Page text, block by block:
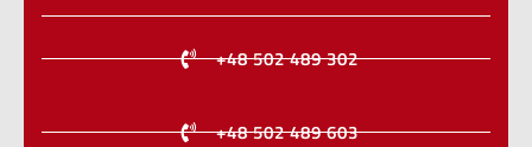
+48 502 489 302
+48 502 489 603